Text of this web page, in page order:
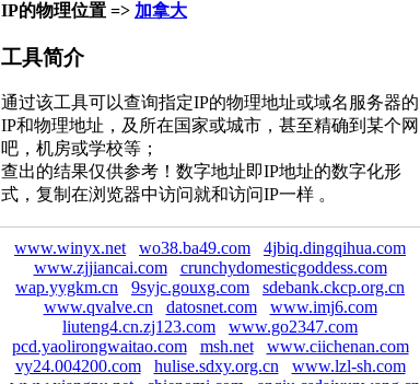
IP的物理位置 => 加拿大
工具简介
通过该工具可以查询指定IP的物理地址或域名服务器的
IP和物理地址，及所在国家或城市，甚至精确到某个网
吧，机房或学校等；
查出的结果仅供参考！数字地址即IP地址的数字化形
式，复制在浏览器中访问就和访问IP一样 。
www.winyx.net wo38.ba49.com
4jbiq.dingqihua.com
www.zjjiancai.com
crunchydomesticgoddess.com
wap.yygkm.cn
9syjc.gouxg.com
sdebank.ckcp.org.cn
www.qvalve.cn
datosnet.com
www.imj6.com
liuteng4.cn.zj123.com
www.go2347.com
pcd.yaolirongwaitao.com
msh.net
www.ciichenan.com
vy24.004200.com
hulise.sdxy.org.cn
www.lzl-sh.com